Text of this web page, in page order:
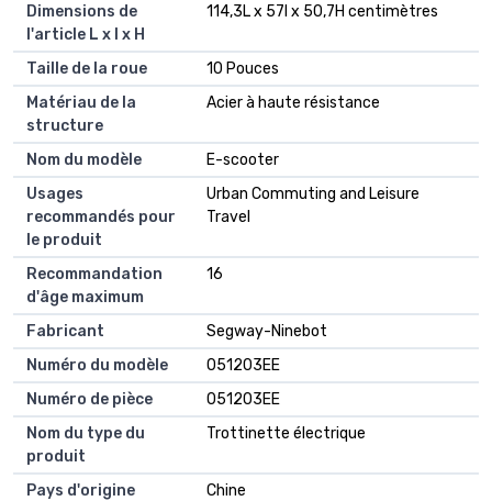
Dimensions de
l'article L x l x H
114,3L x 57l x 50,7H centimètres
Taille de la roue
10 Pouces
Matériau de la
structure
Acier à haute résistance
Nom du modèle
E-scooter
Usages
recommandés pour
le produit
Urban Commuting and Leisure
Travel
Recommandation
d'âge maximum
16
Fabricant
Segway-Ninebot
Numéro du modèle
051203EE
Numéro de pièce
051203EE
Nom du type du
produit
Trottinette électrique
Pays d'origine
Chine